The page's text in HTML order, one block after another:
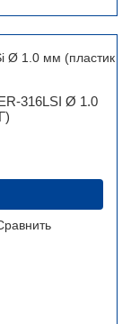
316LSI Ø 1.0